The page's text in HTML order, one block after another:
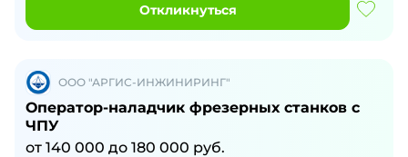
Откликнуться
ООО "АРГИС-ИНЖИНИРИНГ"
Оператор-наладчик фрезерных станков с
ЧПУ
от 140 000 до 180 000 руб.